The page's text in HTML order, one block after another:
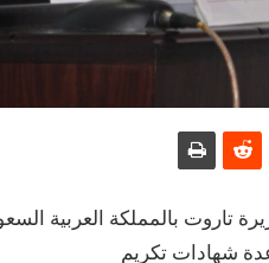
تاروت بالمملكة العربية
شهادات تكريم